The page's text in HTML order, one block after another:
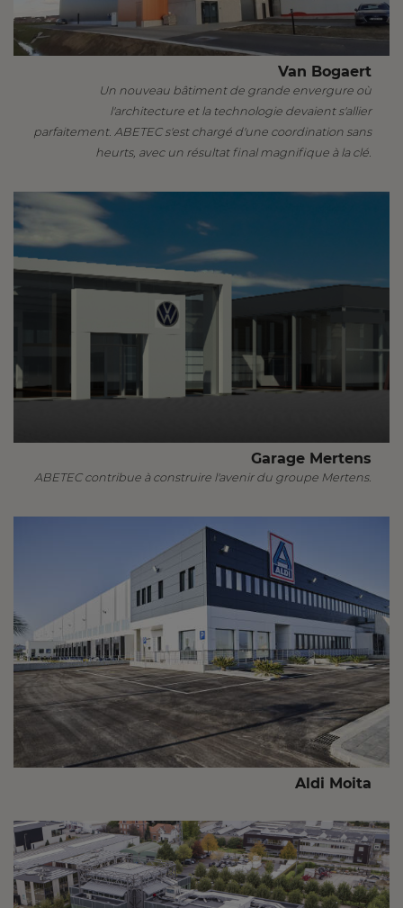
Van Bogaert
Un nouveau bâtiment de grande envergure où
l'architecture et la technologie devaient s'allier
parfaitement. ABETEC s'est chargé d'une coordination sans
heurts, avec un résultat final magnifique à la clé.
Garage Mertens
ABETEC contribue à construire l'avenir du groupe Mertens.
Aldi Moita